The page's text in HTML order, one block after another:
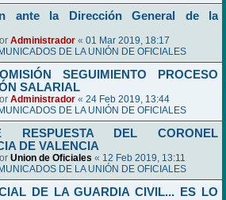
ante la Dirección General de la
Administrador « 01 Mar 2019, 18:17
DE LA UNIÓN DE OFICIALES
SEGUIMIENTO PROCESO
SALARIAL
Administrador « 24 Feb 2019, 13:44
DE LA UNIÓN DE OFICIALES
RESPUESTA DEL CORONEL
DE VALENCIA
Union de Oficiales « 12 Feb 2019, 13:11
DE LA UNIÓN DE OFICIALES
DE LA GUARDIA CIVIL... ES LO